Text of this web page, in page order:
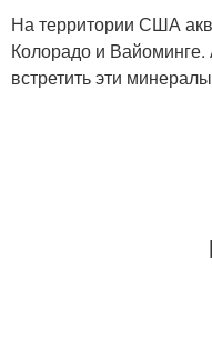
На территории США
Колорадо и
встретить эти